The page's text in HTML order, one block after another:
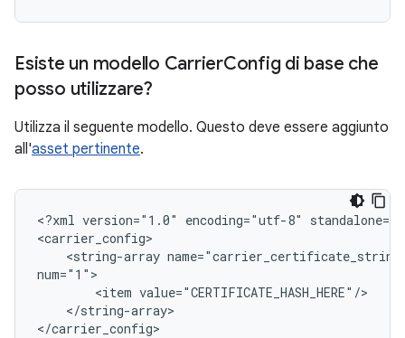
Esiste un modello CarrierConfig di base che
posso utilizzare?
Utilizza il seguente modello. Questo deve essere aggiunto
all'asset pertinente.
<?xml version="1.0" encoding="utf-8"
<carrier_config>
<string-array
num="1">
        <item value="CERTIFICATE_HASH_HERE"/>
    </string-array>
</carrier_config>